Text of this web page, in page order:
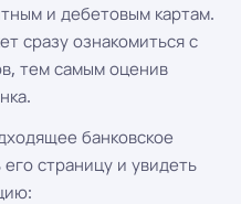
и дебетовым картам.
сразу ознакомиться с
тем самым оценив
банковское
страницу и увидеть